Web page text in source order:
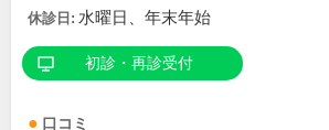
休診日: 水曜日、年末年始
初診・再診受付
口コミ